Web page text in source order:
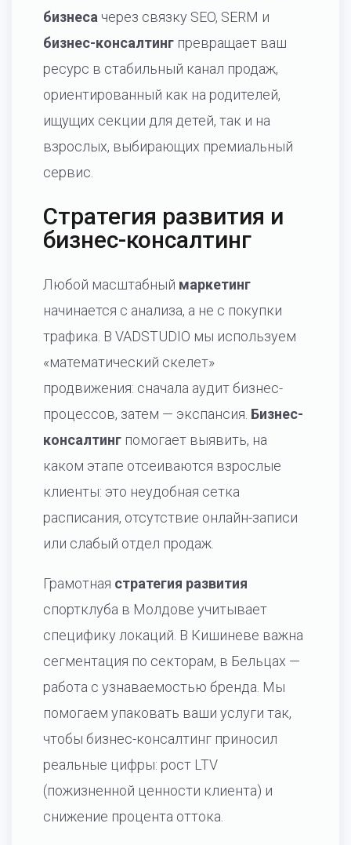
бизнеса через связку SEO, SERM и
бизнес-консалтинг превращает ваш
ресурс в стабильный канал продаж,
ориентированный как на родителей,
ищущих секции для детей, так и на
взрослых, выбирающих премиальный
сервис.
Стратегия развития и
бизнес-консалтинг
Любой масштабный маркетинг
начинается с анализа, а не с покупки
трафика. В VADSTUDIO мы используем
«математический скелет»
продвижения: сначала аудит бизнес-
процессов, затем — экспансия. Бизнес-
консалтинг помогает выявить, на
каком этапе отсеиваются взрослые
клиенты: это неудобная сетка
расписания, отсутствие онлайн-записи
или слабый отдел продаж.
Грамотная стратегия развития
спортклуба в Молдове учитывает
специфику локаций. В Кишиневе важна
сегментация по секторам, в Бельцах —
работа с узнаваемостью бренда. Мы
помогаем упаковать ваши услуги так,
чтобы бизнес-консалтинг приносил
реальные цифры: рост LTV
(пожизненной ценности клиента) и
снижение процента оттока.